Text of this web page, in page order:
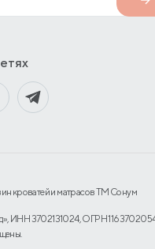
кроватей и матрасов TM Сонум
ИНН 3702131024, ОГРН